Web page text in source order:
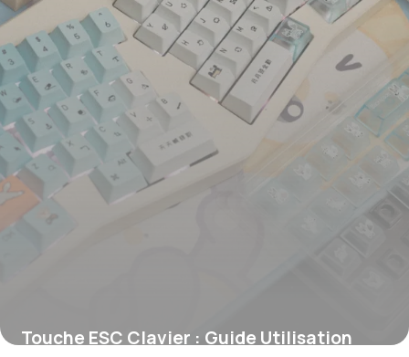
Touche ESC Clavier : Guide Utilisation